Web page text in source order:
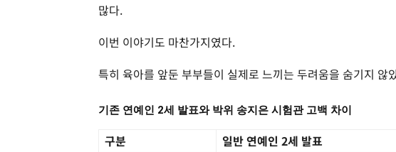
많다.
이번 이야기도 마찬가지였다.
특히 육아를 앞둔 부부들이 실제로 느끼는 두려움을 숨기지 않
기존 연예인 2세 발표와 박위 송지은 시험관 고백 차이
구분 일반 연예인 2세 발표